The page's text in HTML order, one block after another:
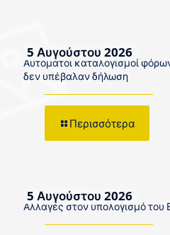
5 Αυγούστου 2026
Αυτόματοι καταλογισμοί
δεν υπέβαλαν δήλωση
Περισσότερα
5 Αυγούστου 2026
Αλλαγές στον υπολογισμό του